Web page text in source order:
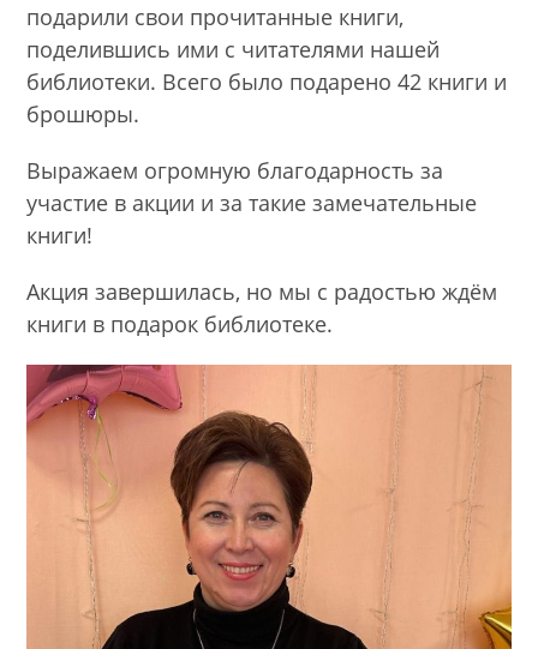
подарили свои прочитанные книги,
поделившись ими с читателями нашей
библиотеки. Всего было подарено 42 книги и
брошюры.
Выражаем огромную благодарность за
участие в акции и за такие замечательные
книги!
Акция завершилась, но мы с радостью ждём
книги в подарок библиотеке.